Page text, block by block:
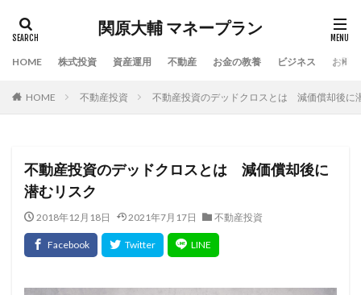
関原大輔 マネープラン
HOME 株式投資 資産運用 不動産 お金の教養 ビジネス お問
HOME 不動産投資 不動産投資のデッドクロスとは 減価償却後に
不動産投資のデッドクロスとは 減価償却後に
潜むリスク
2018年12月18日 2021年7月17日 不動産投資